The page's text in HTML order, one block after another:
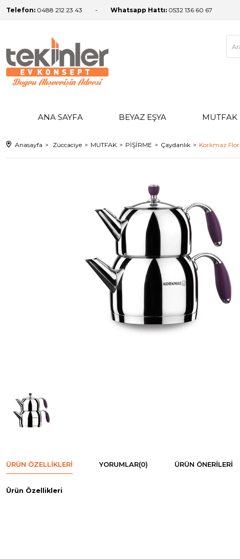
Telefon: 0488 212 23 43 Whatsapp Hattı: 0532 136 60 67
ANA SAYFA BEYAZ EŞYA MUTFAK
Anasayfa Züccaciye MUTFAK PİŞİRME Çaydanlık Korkmaz
ÜRÜN ÖZELLIKLERI YORUMLAR(0) ÜRÜN ÖNERILERI
Ürün Özellikleri